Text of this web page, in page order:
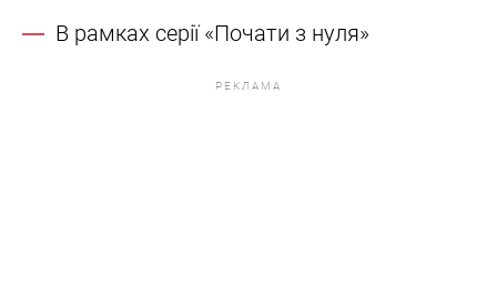
В рамках серії «Почати з нуля»
РЕКЛАМА